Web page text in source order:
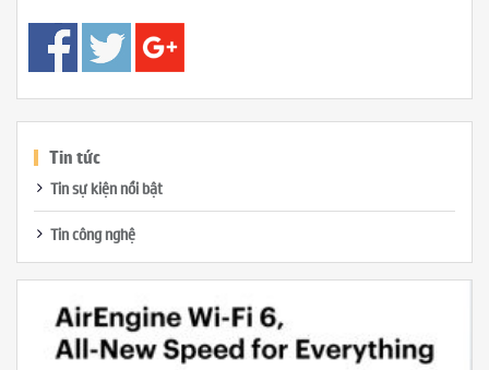
Tin tức
Tin sự kiện nổi bật
Tin công nghệ